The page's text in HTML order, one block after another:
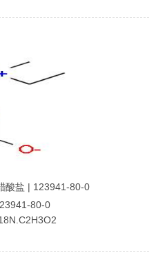
酸盐 | 123941-80-0
80-0